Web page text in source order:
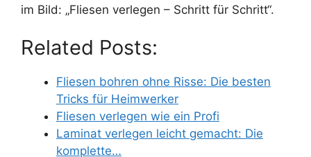
im Bild: „Fliesen verlegen – Schritt für Schritt“.
Related Posts:
Fliesen bohren ohne Risse: Die besten
Tricks für Heimwerker
Fliesen verlegen wie ein Profi
Laminat verlegen leicht gemacht: Die
komplette…